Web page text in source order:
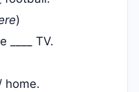
)
____ TV.
home.